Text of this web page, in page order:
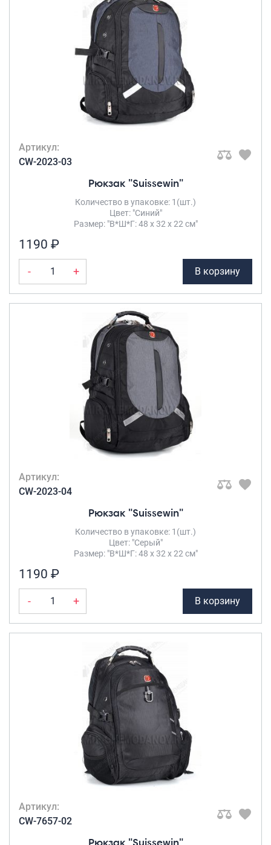
Артикул:
CW-2023-03
Рюкзак "Suissewin"
Количество в упаковке: 1(шт.)
Цвет: "Синий"
Размер: "В*Ш*Г: 48 х 32 х 22 см"
1190 ₽
- + В корзину
Артикул:
CW-2023-04
Рюкзак "Suissewin"
Количество в упаковке: 1(шт.)
Цвет: "Серый"
Размер: "В*Ш*Г: 48 х 32 х 22 см"
1190 ₽
- + В корзину
Артикул:
CW-7657-02
Рюкзак "Suissewin"